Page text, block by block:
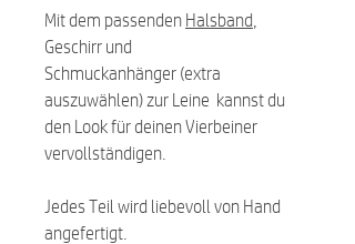
Mit dem passenden Halsband
Geschirr und
Schmuckanhänger (extra
auszuwählen) zur Leine kannst du
den Look für deinen Vierbeiner
vervollständigen.
Jedes Teil wird liebevoll von Hand
angefertigt.